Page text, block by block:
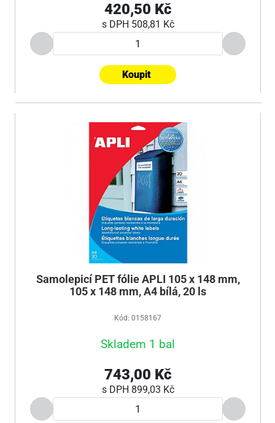
420,50 Kč
s DPH 508,81 Kč
Koupit
Samolepicí PET fólie APLI 105 x 148 mm,
105 x 148 mm, A4 bílá, 20 ls
Kód: 0158167
Skladem 1 bal
743,00 Kč
s DPH 899,03 Kč